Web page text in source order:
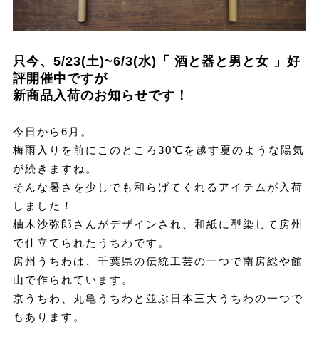
只今、5/23(土)~6/3(水)「 酒と器と男と女 」好
評開催中ですが
新商品入荷のお知らせです！
今日から6月。
梅雨入りを前にこのところ30℃を越す夏のような陽気
が続きますね。
そんな暑さを少しでも和らげてくれるアイテムが入荷
しました！
柚木沙弥郎さんがデザインされ、和紙に型染して房州
で仕立てられたうちわです。
房州うちわは、千葉県の伝統工芸の一つで南房総や館
山で作られています。
京うちわ、丸亀うちわと並ぶ日本三大うちわの一つで
もあります。